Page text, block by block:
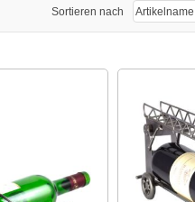
Sortieren nach